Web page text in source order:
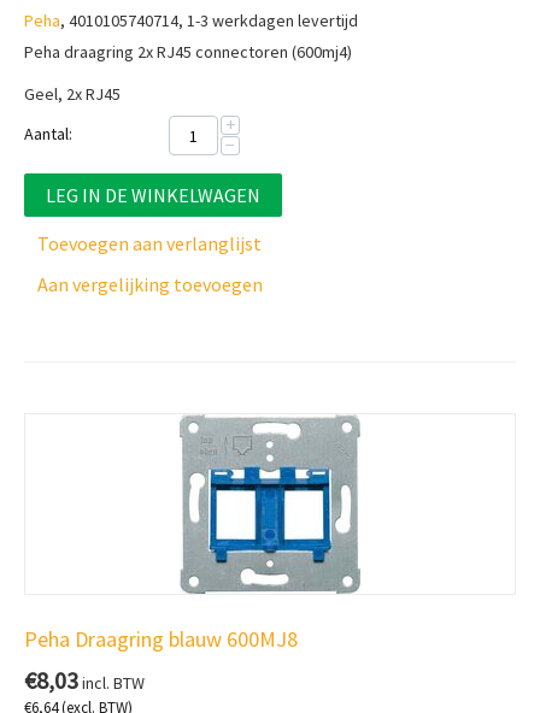
Peha, 4010105740714, 1-3 werkdagen levertijd
Peha draagring 2x RJ45 connectoren (600mj4)
Geel, 2x RJ45
Aantal:
+
−
LEG IN DE WINKELWAGEN
Toevoegen aan verlanglijst
Aan vergelijking toevoegen
Peha Draagring blauw 600MJ8
€8,03incl. BTW
€6,64(excl. BTW)